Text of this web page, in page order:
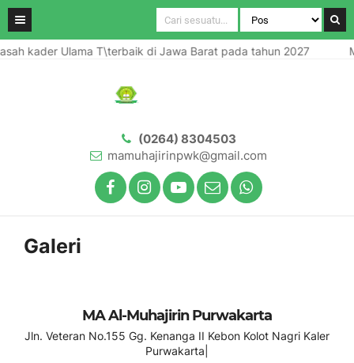
kader Ulama T\terbaik di Jawa Barat pada tahun 2027
(0264) 8304503
mamuhajirinpwk@gmail.com
Galeri
MA Al-Muhajirin Purwakarta
Jln. Veteran No.155 Gg. Kenanga II Kebon Kolot Nagri Kaler
Purwakarta|